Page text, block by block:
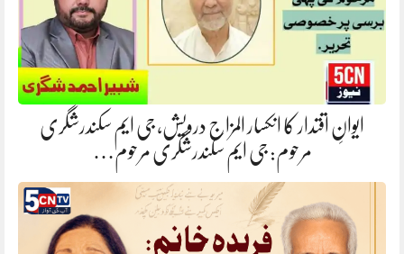
ایوانِ اقتدار کا انکسار المزاج درویش، جی ایم سکندرشگری
مرحوم: جی ایم سکندرشگری مرحوم…